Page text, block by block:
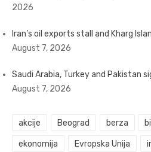
2026
Iran’s oil exports stall and Kharg
August 7, 2026
Saudi Arabia, Turkey and Pakistan
August 7, 2026
akcije Beograd berza
ekonomija Evropska Unija